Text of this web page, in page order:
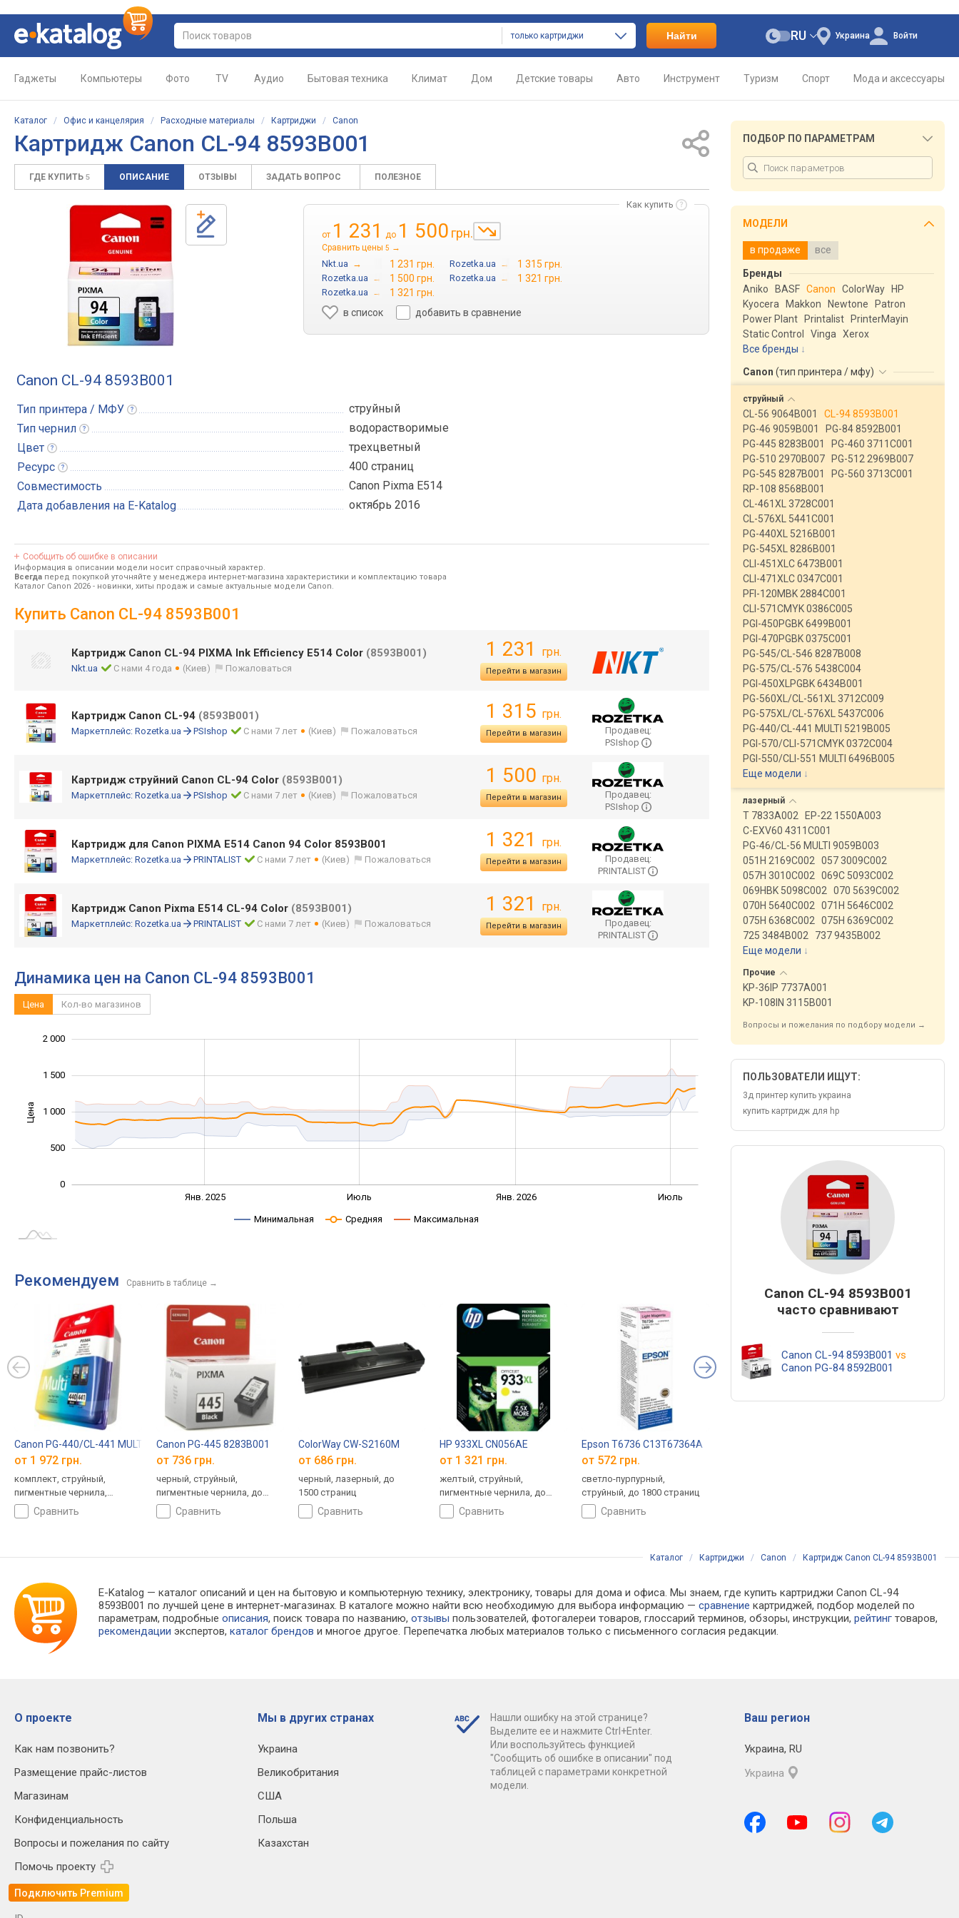
только картриджи Найти Украина
RU Войти
Гаджеты Компьютеры Фото TV Аудио Бытовая техника Климат Дом Детские товары Авто Инструмент Туризм Спорт Мода и аксессуары
Каталог / Офис и канцелярия / Расходные материалы / Картриджи / Canon
Картридж Canon CL-94 8593B001
ГДЕ КУПИТЬ 5 ОПИСАНИЕ ОТЗЫВЫ ЗАДАТЬ ВОПРОС ПОЛЕЗНОЕ
Как купить
от 1 231 до 1 500 грн.
Сравнить цены 5 →
Nkt.ua → 1 231 грн. Rozetka.ua → 1 315 грн.
Rozetka.ua → 1 500 грн. Rozetka.ua → 1 321 грн.
Rozetka.ua →
1 321 грн.
в список
добавить в сравнение
Canon CL-94 8593B001
Тип принтера / МФУ
струйный
Тип чернил
водорастворимые
Цвет
трехцветный
Ресурс
400 страниц
Совместимость
Canon Pixma E514
Дата добавления на E-Katalog
октябрь 2016
Сообщить об ошибке в описании
Информация в описании модели носит справочный характер.
Всегда перед покупкой уточняйте у менеджера интернет-магазина характеристики и комплектацию товара
Каталог Canon 2026 - новинки, хиты продаж и самые актуальные модели Canon.
Купить Canon CL-94 8593B001
Картридж Canon CL-94 PIXMA Ink Efficiency E514 Color (8593B001)
Nkt.ua С нами 4 года (Киев) Пожаловаться
1 231 грн.
Перейти в магазин
Картридж Canon CL-94 (8593B001)
Маркетплейс: Rozetka.ua PSIshop С нами 7 лет (Киев) Пожаловаться
1 315 грн.
Перейти в магазин
Продавец:
PSIshop
Картридж струйний Canon CL-94 Color (8593B001)
Маркетплейс: Rozetka.ua PSIshop С нами 7 лет (Киев) Пожаловаться
1 500 грн.
Перейти в магазин
Продавец:
PSIshop
Картридж для Canon PIXMA E514 Canon 94 Color 8593B001
Маркетплейс: Rozetka.ua PRINTALIST С нами 7 лет (Киев) Пожаловаться
1 321 грн.
Перейти в магазин
Продавец:
PRINTALIST
Картридж Canon Pixma E514 CL-94 Color (8593B001)
Маркетплейс: Rozetka.ua PRINTALIST С нами 7 лет (Киев) Пожаловаться
1 321 грн.
Перейти в магазин
Продавец:
PRINTALIST
Динамика цен на Canon CL-94 8593B001
Цена Кол-во магазинов
Цена 1 000
0
500
1 000
1 500
2 000
Янв. 2025 Июль Янв. 2026 Июль
Минимальная Средняя Максимальная
Рекомендуем Сравнить в таблице →
Canon PG-440/CL-441 MULTI 5219B005
от 1 972 грн.
комплект, струйный,
пигментные чернила,
водорастворимые чернила,
до 360 страниц
сравнить
Canon PG-445 8283B001
от 736 грн.
черный, струйный,
пигментные чернила, до
180 страниц
сравнить
ColorWay CW-S2160M
от 686 грн.
черный, лазерный, до
1500 страниц
сравнить
HP 933XL CN056AE
от 1 321 грн.
желтый, струйный,
пигментные чернила, до
825 страниц, объем: 9 мл
сравнить
Epson T6736 C13T67364A
от 572 грн.
светло-пурпурный,
струйный, до 1800 страниц
сравнить
ПОДБОР ПО ПАРАМЕТРАМ
МОДЕЛИ
в продаже все
Бренды
Aniko
BASF Canon ColorWay
HP
Kyocera
Makkon Newtone
Patron
Power Plant
Printalist
PrinterMayin
Static Control
Vinga
Xerox
Все бренды
Canon (тип принтера / мфу)
струйный
CL-56 9064B001
CL-94 8593B001
PG-46 9059B001
PG-84 8592B001
PG-445 8283B001
PG-460 3711C001
PG-510 2970B007
PG-512 2969B007
PG-545 8287B001
PG-560 3713C001
RP-108 8568B001
CL-461XL 3728C001
CL-576XL 5441C001
PG-440XL 5216B001
PG-545XL 8286B001
CLI-451XLC 6473B001
CLI-471XLC 0347C001
PFI-120MBK 2884C001
CLI-571CMYK 0386C005
PGI-450PGBK 6499B001
PGI-470PGBK 0375C001
PG-545/CL-546 8287B008
PG-575/CL-576 5438C004
PGI-450XLPGBK 6434B001
PG-560XL/CL-561XL 3712C009
PG-575XL/CL-576XL 5437C006
PG-440/CL-441 MULTI 5219B005
PGI-570/CLI-571CMYK 0372C004
PGI-550/CLI-551 MULTI 6496B005
Еще модели ↓
лазерный
T 7833A002
EP-22 1550A003
C-EXV60 4311C001
PG-46/CL-56 MULTI 9059B003
051H 2169C002
057 3009C002
057H 3010C002
069C 5093C002
069HBK 5098C002
070 5639C002
070H 5640C002
071H 5646C002
075H 6368C002
075H 6369C002
725 3484B002
737 9435B002
Еще модели ↓
Прочие
KP-36IP 7737A001
KP-108IN 3115B001
Вопросы и пожелания по подбору модели →
ПОЛЬЗОВАТЕЛИ ИЩУТ:
3д принтер купить украина
купить картридж для hp
Canon CL-94 8593B001
часто сравнивают
Canon CL-94 8593B001 vs
Canon PG-84 8592B001
Каталог / Картриджи / Canon / Картридж Canon CL-94 8593B001
E-Katalog — каталог описаний и цен на бытовую и компьютерную технику, электронику, товары для дома и офиса. Мы знаем, где купить картриджи Canon CL-94
8593B001 по лучшей цене в интернет-магазинах. В каталоге можно найти всю необходимую для выбора информацию —сравнение картриджей, подбор моделей по
параметрам, подробныеописания, поиск товара по названию,отзывы пользователей, фотогалереи товаров, глоссарий терминов, обзоры, инструкции,рейтинг товаров,
рекомендации экспертов,каталог брендов и многое другое. Перепечатка любых материалов только с письменного согласия редакции.
О проекте
Как нам позвонить?
Размещение прайс-листов
Магазинам
Конфиденциальность
Вопросы и пожелания по сайту
Помочь проекту
Подключить Premium
Мы в других странах
Украина
Великобритания
США
Польша
Казахстан
Нашли ошибку на этой странице?
Выделите ее и нажмите Ctrl+Enter.
Или воспользуйтесь функцией
"Сообщить об ошибке в описании" под
таблицей с параметрами конкретной
модели.
Ваш регион
Украина, RU
Украина